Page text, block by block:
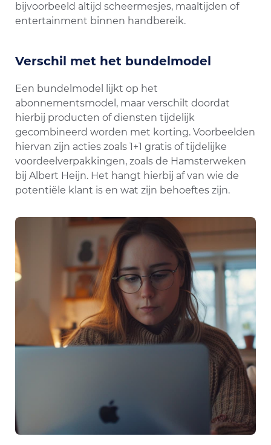
bijvoorbeeld altijd scheermesjes, maaltijden of
entertainment binnen handbereik.
Verschil met het bundelmodel
Een bundelmodel lijkt op het
abonnementsmodel, maar verschilt doordat
hierbij producten of diensten tijdelijk
gecombineerd worden met korting. Voorbeelden
hiervan zijn acties zoals 1+1 gratis of tijdelijke
voordeelverpakkingen, zoals de Hamsterweken
bij Albert Heijn. Het hangt hierbij af van wie de
potentiële klant is en wat zijn behoeftes zijn.